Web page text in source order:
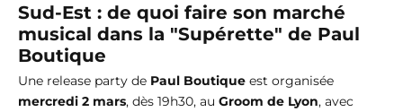
Sud-Est : de quoi faire son marché
musical dans la "Supérette" de Paul
Boutique
Une release party de Paul Boutique est organisée
mercredi 2 mars, dès 19h30, au Groom de Lyon, avec